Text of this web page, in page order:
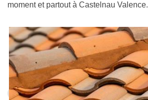
moment et partout à Castelnau Valence.